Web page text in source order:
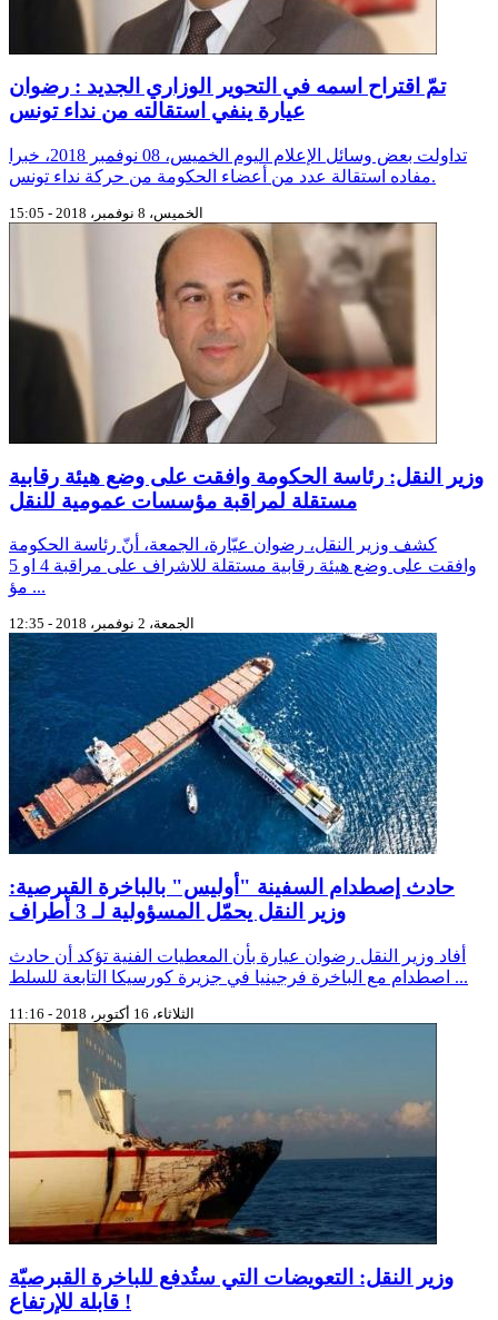
تمّ اقتراح اسمه في التحوير الوزاري الجديد : رضوان
عيارة ينفي استقالته من نداء تونس
تداولت بعض وسائل الإعلام اليوم الخميس، 08 نوفمبر 2018، خبرا
مفاده استقالة عدد من أعضاء الحكومة من حركة نداء تونس.
الخميس، 8 نوفمبر، 2018 - 15:05
وزير النقل: رئاسة الحكومة وافقت على وضع هيئة رقابية
مستقلة لمراقبة مؤسسات عمومية للنقل
كشف وزير النقل، رضوان عيّارة، الجمعة، أنّ رئاسة الحكومة
وافقت على وضع هيئة رقابية مستقلة للاشراف على مراقبة 4 او 5
مؤ ...
الجمعة، 2 نوفمبر، 2018 - 12:35
حادث إصطدام السفينة "أوليس" بالباخرة القبرصية:
وزير النقل يحمّل المسؤولية لـ 3 أطراف
أفاد وزير النقل رضوان عيارة بأن المعطيات الفنية تؤكد أن حادث
اصطدام مع الباخرة فرجينيا في جزيرة كورسيكا التابعة للسلط ...
الثلاثاء، 16 أكتوبر، 2018 - 11:16
وزير النقل: التعويضات التي ستُدفع للباخرة القبرصيّة
قابلة للإرتفاع !